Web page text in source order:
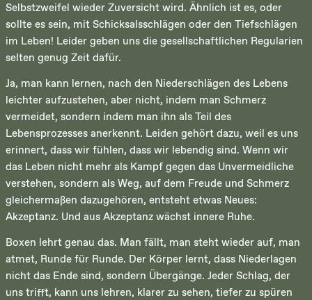
Selbstzweifel wieder Zuversicht wird. Ähnlich ist es, oder
sollte es sein, mit Schicksalsschlägen oder den Tiefschlägen
im Leben! Leider geben uns die gesellschaftlichen Regularien
selten genug Zeit dafür.
Ja, man kann lernen, nach den Niederschlägen des Lebens
leichter aufzustehen, aber nicht, indem man Schmerz
vermeidet, sondern indem man ihn als Teil des
Lebensprozesses anerkennt. Leiden gehört dazu, weil es uns
erinnert, dass wir fühlen, dass wir lebendig sind. Wenn wir
das Leben nicht mehr als Kampf gegen das Unvermeidliche
verstehen, sondern als Weg, auf dem Freude und Schmerz
gleichermaßen dazugehören, entsteht etwas Neues:
Akzeptanz. Und aus Akzeptanz wächst innere Ruhe.
Boxen lehrt genau das. Man fällt, man steht wieder auf, man
atmet, Runde für Runde. Der Körper lernt, dass Niederlagen
nicht das Ende sind, sondern Übergänge. Jeder Schlag, der
uns trifft, kann uns lehren, klarer zu sehen, tiefer zu spüren